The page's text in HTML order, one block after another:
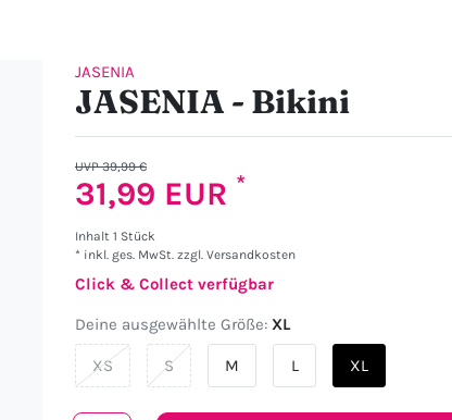
JASENIA
JASENIA - Bikini
UVP 39,99 €
31,99 EUR *
Inhalt 1 Stück
* inkl. ges. MwSt. zzgl. Versandkosten
Click & Collect verfügbar
Deine ausgewählte Größe: XL
XS S M L XL